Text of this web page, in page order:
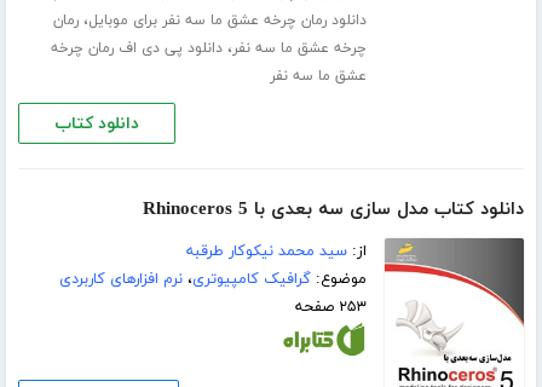
دانلود رمان چرخه عشق ما سه نفر برای موبایل،رمان
چرخه عشق ما سه نفر،دانلود پی دی اف رمان چرخه
عشق ما سه نفر
دانلود کتاب
دانلود کتاب مدل سازی سه بعدی با Rhinoceros 5
از:سید محمد نیکوکار طرقبه
موضوع:گرافیک کامپیوتری،نرم افزارهای کاربردی
۲۵۳ صفحه